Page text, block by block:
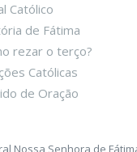
Católico
de Fátima
rezar o terço?
Católicas
de Oração
Nossa Senhora de